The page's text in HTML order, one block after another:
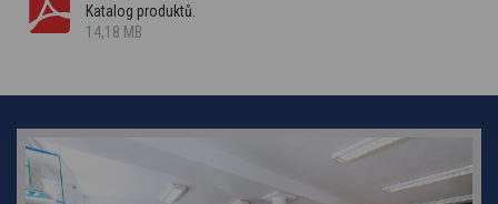
Katalog produktů.
14,18 MB